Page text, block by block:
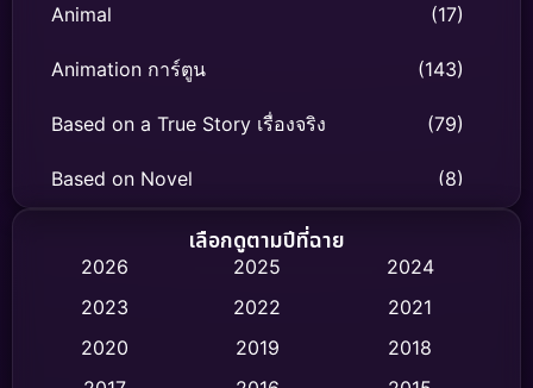
Animal (17)
Animation การ์ตูน (143)
Based on a True Story เรื่องจริง (79)
Based on Novel (8)
Biography ชีวิตจริง
Classic หนังคลาสสิก (47)
เลือกดูตามปีที่ฉาย
2026 2025
2024
2023
2022
2021
2020
2019
2018